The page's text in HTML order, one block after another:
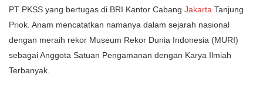
PT PKSS yang bertugas di BRI Kantor Cabang Jakarta Tanjung
Priok. Anam mencatatkan namanya dalam sejarah nasional
dengan meraih rekor Museum Rekor Dunia Indonesia (MURI)
sebagai Anggota Satuan Pengamanan dengan Karya Ilmiah
Terbanyak.